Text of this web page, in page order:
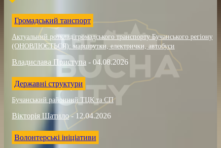
Громадський танспорт
Актуальний розклад громадського транспорту Бучанського регіону
(ОНОВЛЮЄТЬСЯ): маршрутки, електрички, автобуси
Владислава Приступа - 04.08.2026
Державні структури
Бучанський районний ТЦК та СП
Вікторія Шатило - 12.04.2026
Волонтерські ініціативи